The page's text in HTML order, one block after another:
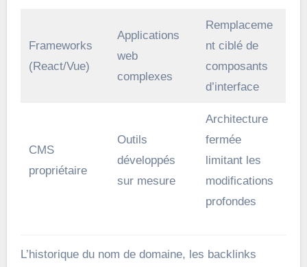
Frameworks
(React/Vue)
Applications
web
complexes
Remplaceme
nt ciblé de
composants
d’interface
CMS
propriétaire
Outils
développés
sur mesure
Architecture
fermée
limitant les
modifications
profondes
L’historique du nom de domaine, les backlinks